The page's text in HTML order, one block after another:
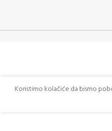
Koristimo kolačiće da bismo